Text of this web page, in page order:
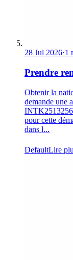
28 Jul 2026·1
Prendre
Obtenir la
demande une
pour cette
dans l...
DefaultLire